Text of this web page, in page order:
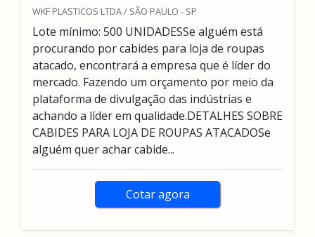
WKF PLASTICOS LTDA / SÃO PAULO - SP
Lote mínimo: 500 UNIDADESSe alguém está
procurando por cabides para loja de roupas
atacado, encontrará a empresa que é líder do
mercado. Fazendo um orçamento por meio da
plataforma de divulgação das indústrias e
achando a líder em qualidade.DETALHES SOBRE
CABIDES PARA LOJA DE ROUPAS ATACADOSe
alguém quer achar cabide...
Cotar agora